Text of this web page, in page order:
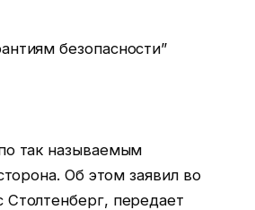
так называемым
Об этом заявил во
передает